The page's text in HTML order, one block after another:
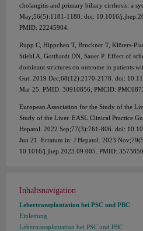
cholangitis and primary biliary cirrhosis: a
May;56(5):1181-1188. doi: 10.1016/
PMID: 22245904.
Rupp C, Hippchen T, Bruckner T, Klöters-
Stiehl A, Gotthardt DN, Sauer P. Effect of
dominant strictures on outcome in patients
Gut. 2019 Dec;68(12):2170-2178. doi:
Mar 25. PMID: 30910856; PMCID:
European Association for the Study of the
Study of the Liver. EASL Clinical Practice
Hepatol. 2022 Sep;77(3):761-806. doi:
Jun 21. Erratum in: J Hepatol. 2023
10.1016/j.jhep.2023.09.005. PMID:
Inhaltsnavigation
Lebertransplantation bei PSC und PBC
Einleitung
Lebertransplantation bei PSC und PBC